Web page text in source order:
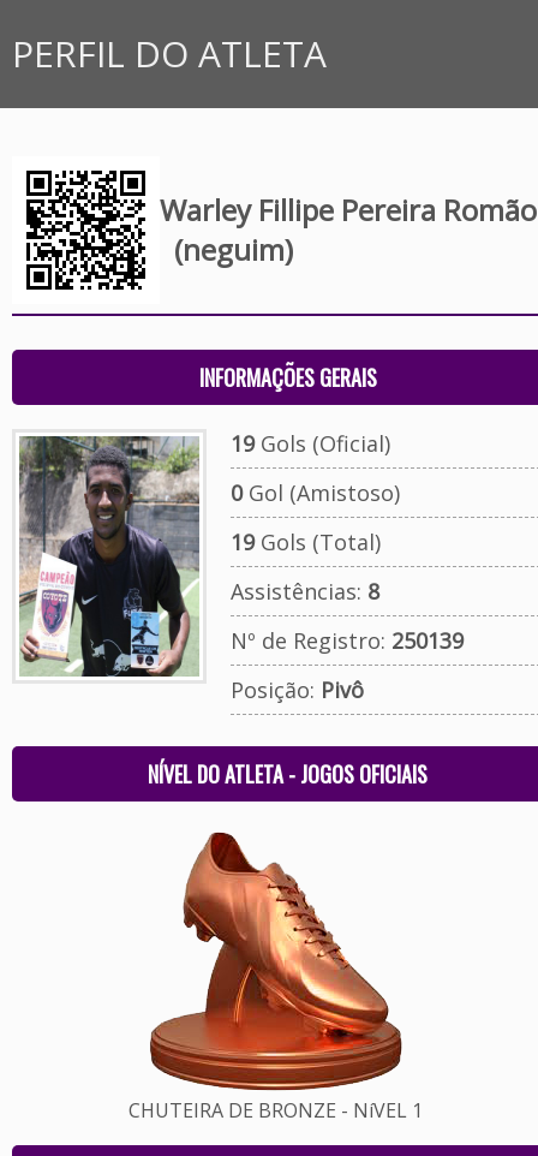
PERFIL DO ATLETA
Warley Fillipe Pereira Romão
(neguim)
INFORMAÇÕES GERAIS
19Gols (Oficial)
0Gol (Amistoso)
19Gols (Total)
Assistências: 8
Nº de Registro: 250139
Posição: Pivô
NÍVEL DO ATLETA - JOGOS OFICIAIS
CHUTEIRA DE BRONZE - NíVEL 1